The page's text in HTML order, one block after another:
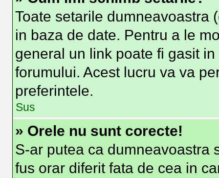
Toate setarile dumneavoastra
in baza de date. Pentru a le
general un link poate fi gasit
forumului. Acest lucru va va
preferintele.
Sus
» Orele nu sunt corecte!
S-ar putea ca dumneavoastra
fus orar diferit fata de cea in